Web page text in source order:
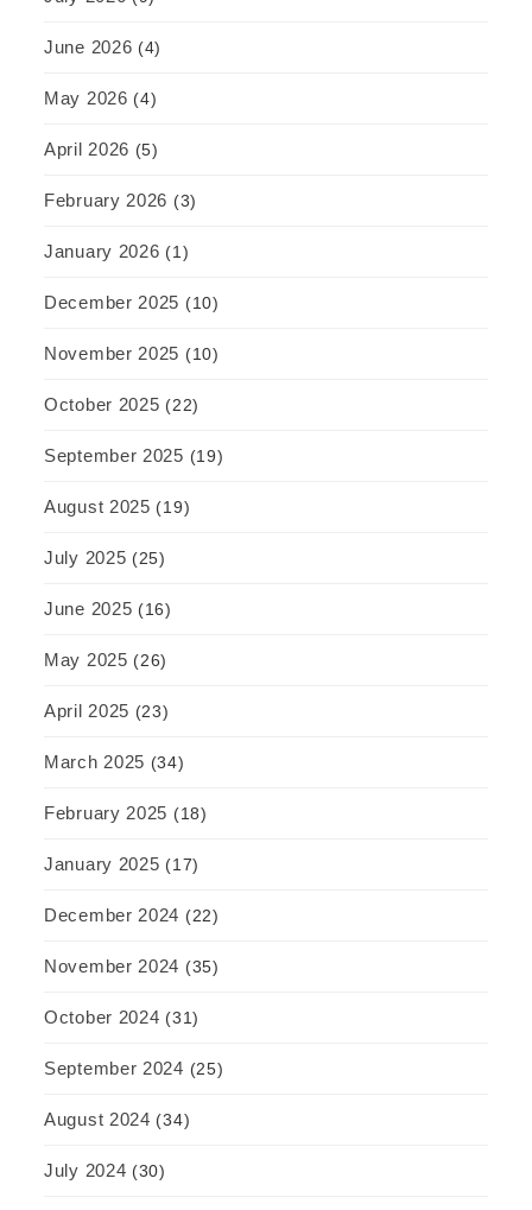
June 2026 (4)
May 2026 (4)
April 2026 (5)
February 2026 (3)
January 2026 (1)
December 2025 (10)
November 2025 (10)
October 2025 (22)
September 2025 (19)
August 2025 (19)
July 2025 (25)
June 2025 (16)
May 2025 (26)
April 2025 (23)
March 2025 (34)
February 2025 (18)
January 2025 (17)
December 2024 (22)
November 2024 (35)
October 2024 (31)
September 2024 (25)
August 2024 (34)
July 2024 (30)